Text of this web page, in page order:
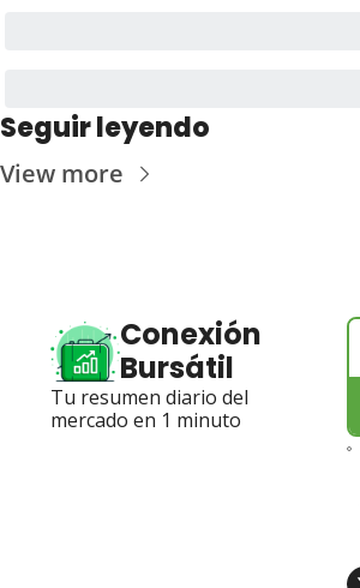
Seguir leyendo
View more
Conexión
Bursátil
Tu resumen diario del
mercado en 1 minuto